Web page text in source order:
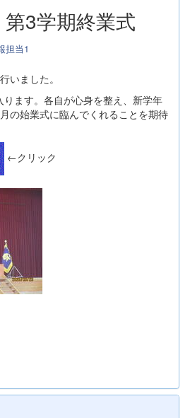
3学期終業式
担当1
いました。
ます。各自が心身を整え、新学年
の始業式に臨んでくれることを期待
←クリック